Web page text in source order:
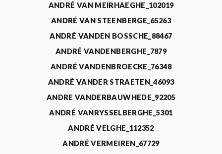
ANDRÉ VAN MEIRHAEGHE_102019
ANDRÉ VAN STEENBERGE_65263
ANDRÉ VANDEN BOSSCHE_88467
ANDRÉ VANDENBERGHE_7879
ANDRÉ VANDENBROECKE_76348
ANDRÉ VANDER STRAETEN_46093
ANDRE VANDERBAUWHEDE_92205
ANDRÉ VANRYSSELBERGHE_5301
ANDRÉ VELGHE_112352
ANDRÉ VERMEIREN_67729